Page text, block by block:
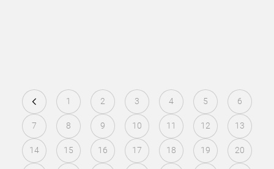
1 2 3 4 5 6
7 8 9 10 11 12 13
14 15 16 17 18 19 20